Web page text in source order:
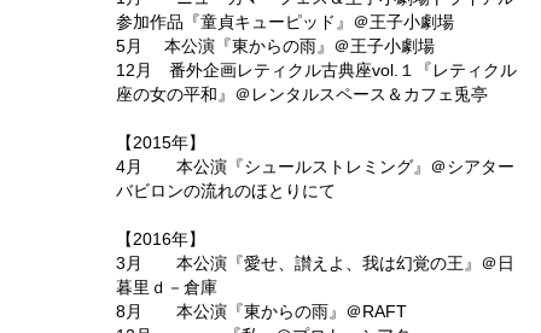
参加作品『童貞キューピッド』＠王子小劇場
5月 本公演『東からの雨』＠王子小劇場
12月 番外企画レティクル古典座vol.１『レティクル
座の女の平和』＠レンタルスペース＆カフェ兎亭
【2015年】
4月 本公演『シュールストレミング』＠シアター
バビロンの流れのほとりにて
【2016年】
3月 本公演『愛せ、讃えよ、我は幻覚の王』＠日
暮里ｄ－倉庫
8月 本公演『東からの雨』＠RAFT